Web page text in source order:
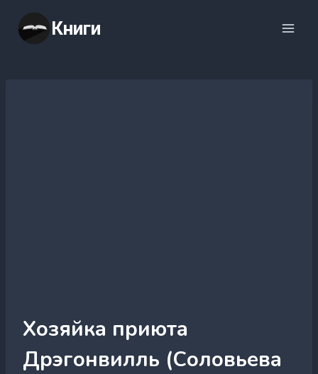
содержимому
Книги
Хозяйка приюта
Дрэгонвилль (Соловьева